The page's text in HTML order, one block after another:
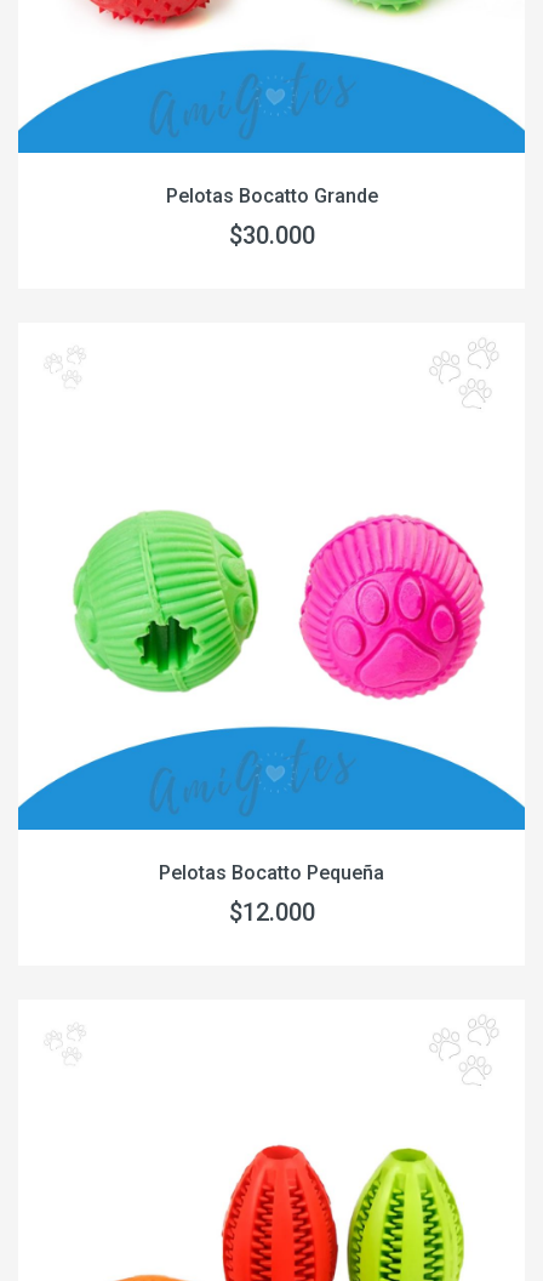
Pelotas Bocatto Grande
$30.000
Pelotas Bocatto Pequeña
$12.000